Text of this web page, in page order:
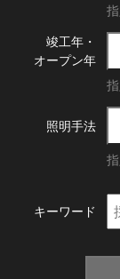
竣工年・
オープン年
照明手法
キーワード